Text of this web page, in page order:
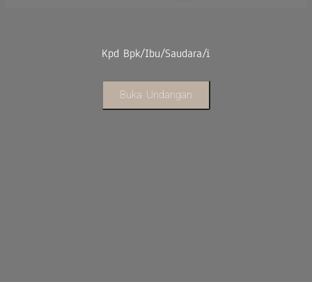
Kpd Bpk/Ibu/Saudara/i
Buka Undangan